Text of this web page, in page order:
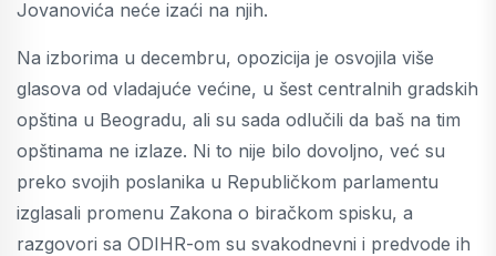
Jovanovića neće izaći na njih.
Na izborima u decembru, opozicija je osvojila više
glasova od vladajuće većine, u šest centralnih gradskih
opština u Beogradu, ali su sada odlučili da baš na tim
opštinama ne izlaze. Ni to nije bilo dovoljno, već su
preko svojih poslanika u Republičkom parlamentu
izglasali promenu Zakona o biračkom spisku, a
razgovori sa ODIHR-om su svakodnevni i predvode ih